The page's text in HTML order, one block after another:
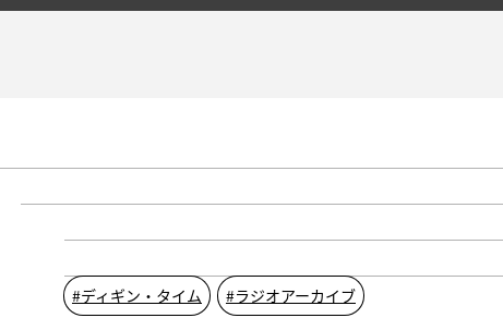
#ディギン・タイム #ラジオアーカイブ